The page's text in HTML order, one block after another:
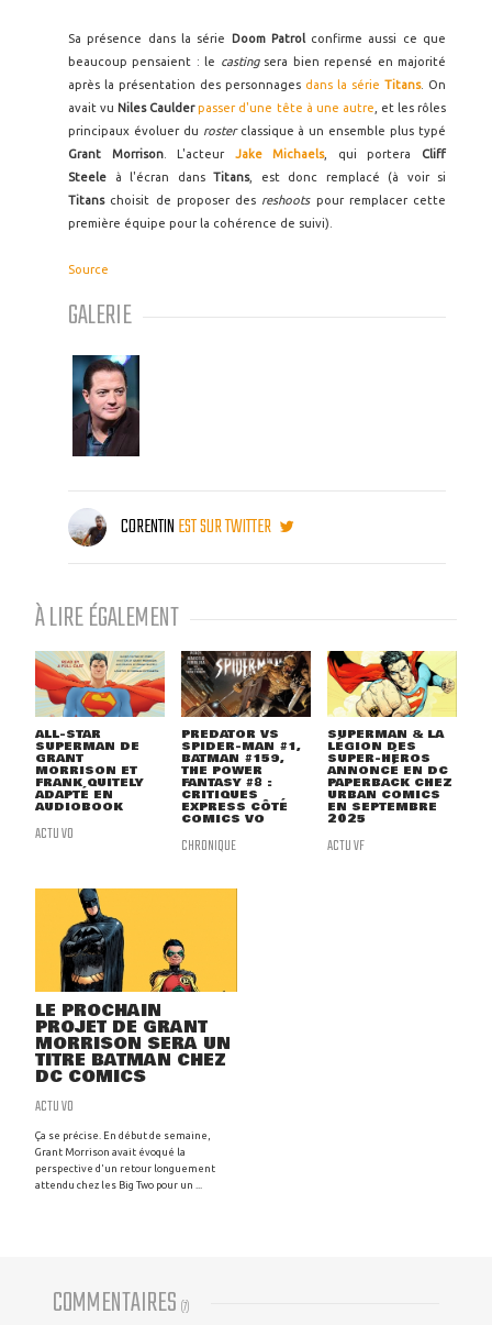
Sa présence dans la série Doom Patrolconfirme aussi ce que
beaucoup pensaient : le castingsera bien repensé en majorité
après la présentation des personnages dans la série Titans. On
avait vu Niles Caulder passer d'une tête à une autre , et les rôles
principaux évoluer du rosterclassique à un ensemble plus typé
Grant Morrison. L'acteur Jake Michaels, qui portera Cliff
Steele à l'écran dans Titans, est donc remplacé (à voir si
Titanschoisit de proposer des reshootspour remplacer cette
première équipe pour la cohérence de suivi).
Source
GALERIE
CORENTINEST SUR TWITTER
À LIRE ÉGALEMENT
ALL-STAR
SUPERMAN DE
GRANT
MORRISON ET
FRANK QUITELY
ADAPTÉ EN
AUDIOBOOK
ACTU VO
PREDATOR VS
SPIDER-MAN #1,
BATMAN #159,
THE POWER
FANTASY #8 :
CRITIQUES
EXPRESS CÔTÉ
COMICS VO
CHRONIQUE
SUPERMAN & LA
LÉGION DES
SUPER-HÉROS
ANNONCÉ EN DC
PAPERBACK CHEZ
URBAN COMICS
EN SEPTEMBRE
2025
ACTU VF
LE PROCHAIN
PROJET DE GRANT
MORRISON SERA UN
TITRE BATMAN CHEZ
DC COMICS
ACTU VO
Ça se précise. En début de semaine,
Grant Morrison avait évoqué la
perspective d'un retour longuement
attendu chez les Big Two pour un ...
COMMENTAIRES (7)